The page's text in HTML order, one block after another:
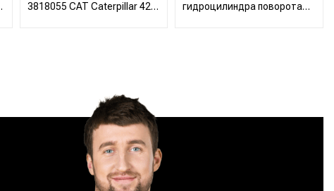
3818055 CAT Caterpillar 422
гидроцилиндра поворота